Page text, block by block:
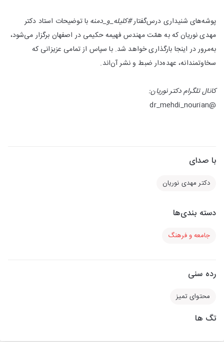
پوشه‌های شنیداری درس‌گفتار#کلیله‌_و_دمنه با توضیحات استاد دکتر
مهدی نوریان که به همّت مهندس فهیمه حکیمی در اصفهان برگزار می‌شود،
به‌مرور در اینجا بارگذاری خواهد شد. با سپاس از تمامی عزیزانی که
سخاوتمندانه، عهده‌دار ضبط و نشر آن‌اند.
کانال تلگرام دکتر نوریان:
@dr_mehdi_nourian
با صدای
دکتر مهدی نوریان
دسته بندی‌ها
جامعه و فرهنگ
رده سنی
محتوای تمیز
تگ ها